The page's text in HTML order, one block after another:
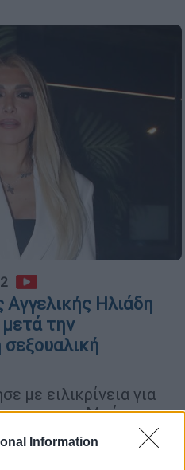
Information
Αγγελικής Ηλιάδη
μετά την
με ειλικρίνεια για
με τον Μπάμπη